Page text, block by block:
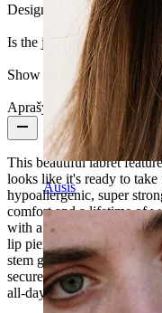
Ausis
Design: Butterfly
Is the jewelry coated?:
Show pair option: Taip
Aprašymas
This beautiful labret
looks like it's ready to
hypoallergenic, super
comfort and a lifetime of
with a 1.2 mm thread
lip piercings. Plus, the
stem goes through your
secure fit.hypoallergenic,
all-day comfort and a